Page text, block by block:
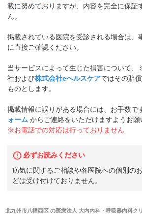
載に努めておりますが、内容を完全に保証
ん。
掲載されている医院を受診される場合は、
に直接ご確認ください。
当サービスによって生じた損害について、
社および株式会社eヘルスケアではその賠
ものとします。
掲載情報に誤りがある場合には、お手数で
ォーム からご連絡をいただけますようお願
※お電話での対応は行っておりません
必ずお読みください
病気に関するご相談や各医院への個別の
どは受け付けておりません。
北九州市八幡西区の医療法人 大内内科・呼吸器内科ク